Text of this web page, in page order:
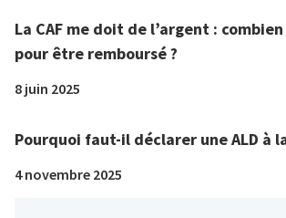
La CAF me doit de l’argent :
pour être remboursé ?
8 juin 2025
Pourquoi faut-il déclarer une ALD à la
4 novembre 2025